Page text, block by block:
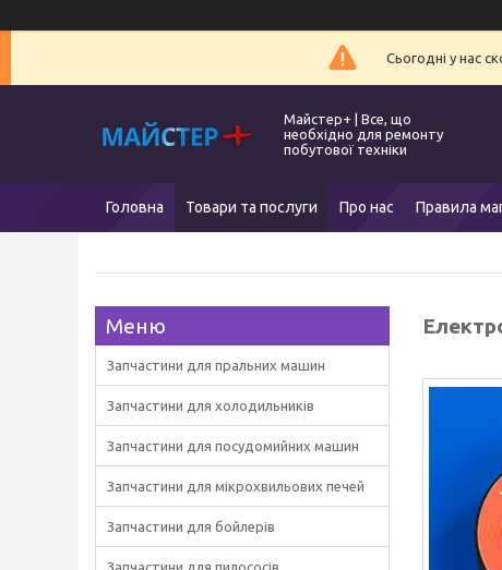
Сьогодні у нас
Майстер+ | Все, що
необхідно для ремонту
побутової техніки
Головна Товари та послуги Про нас Правила
Запчастини для пральних машин
Запчастини для холодильників
Запчастини для посудомийних машин
Запчастини для мікрохвильових печей
Запчастини для бойлерів
Запчастини для пилососів